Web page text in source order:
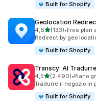
Built for Shopify
Geolocation
4,6stelle su 5
(133)
133 recensioni totali
•Free plan
Redirect by geo
Built for Shopify
Transcy: AI
4,5stelle su 5
(2.490)
2490 recensioni totali
•Piano
Tradurre il negozio in
Built for Shopify